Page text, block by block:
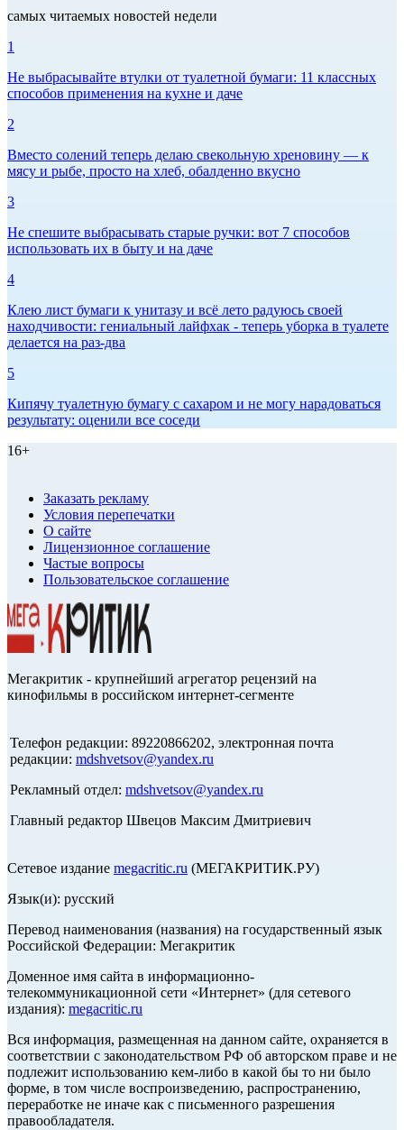
самых читаемых новостей недели
1
Не выбрасывайте втулки от туалетной бумаги: 11 классных
способов применения на кухне и даче
2
Вместо солений теперь делаю свекольную хреновину — к
мясу и рыбе, просто на хлеб, обалденно вкусно
3
Не спешите выбрасывать старые ручки: вот 7 способов
использовать их в быту и на даче
4
Клею лист бумаги к унитазу и всё лето радуюсь своей
находчивости: гениальный лайфхак - теперь уборка в туалете
делается на раз-два
5
Кипячу туалетную бумагу с сахаром и не могу нарадоваться
результату: оценили все соседи
16+
Заказать рекламу
Условия перепечатки
О сайте
Лицензионное соглашение
Частые вопросы
Пользовательское соглашение
Мегакритик - крупнейший агрегатор рецензий на
кинофильмы в российском интернет-сегменте
Телефон редакции: 89220866202, электронная почта
редакции: mdshvetsov@yandex.ru
Рекламный отдел: mdshvetsov@yandex.ru
Главный редактор Швецов Максим Дмитриевич
Сетевое издание megacritic.ru (МЕГАКРИТИК.РУ)
Язык(и): русский
Перевод наименования (названия) на государственный язык
Российской Федерации: Мегакритик
Доменное имя сайта в информационно-
телекоммуникационной сети «Интернет» (для сетевого
издания): megacritic.ru
Вся информация, размещенная на данном сайте, охраняется в
соответствии с законодательством РФ об авторском праве и не
подлежит использованию кем-либо в какой бы то ни было
форме, в том числе воспроизведению, распространению,
переработке не иначе как с письменного разрешения
правообладателя.